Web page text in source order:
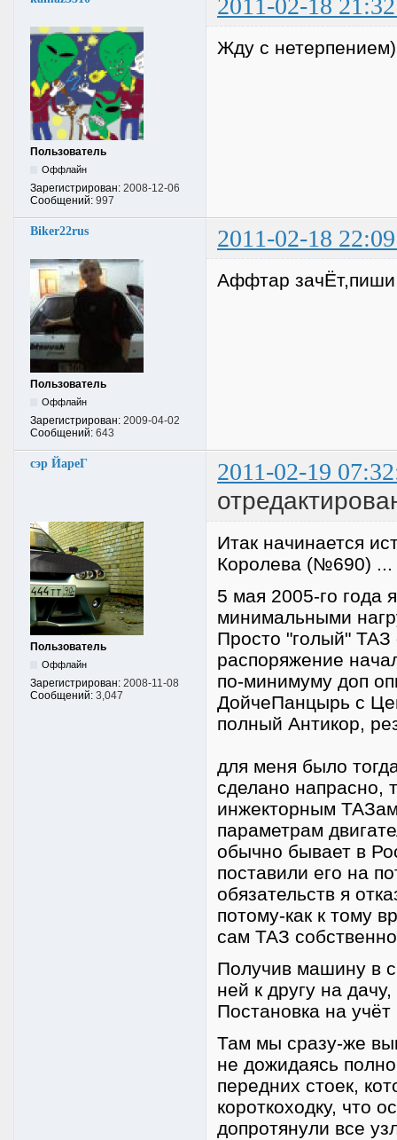
2011-02-18
Пользователь
Оффлайн
Зарегистрирован: 2008-12-06
Сообщений: 997
Жду с
Biker22rus 2011-02-18
Пользователь
Оффлайн
Зарегистрирован: 2009-04-02
Сообщений: 643
Аффтар зачЁт,пиши
сэр ЙареГ 2011-02-19
Пользователь
Оффлайн
Зарегистрирован: 2008-11-08
Сообщений: 3,047
Итак начинается
Королева (№690) ...
5 мая 2005-го года
минимальными
Просто "голый" ТАЗ
распоряжение
по-минимуму доп
ДойчеПанцырь с
полный Антикор,
для меня было
сделано напрасно,
инжекторным
параметрам
обычно бывает в
поставили его на
обязательств я
потому-как к тому
сам ТАЗ
Получив машину в
ней к другу на
Постановка на
Там мы сразу-же
не дожидаясь
передних стоек,
короткоходку, что
допротянули все